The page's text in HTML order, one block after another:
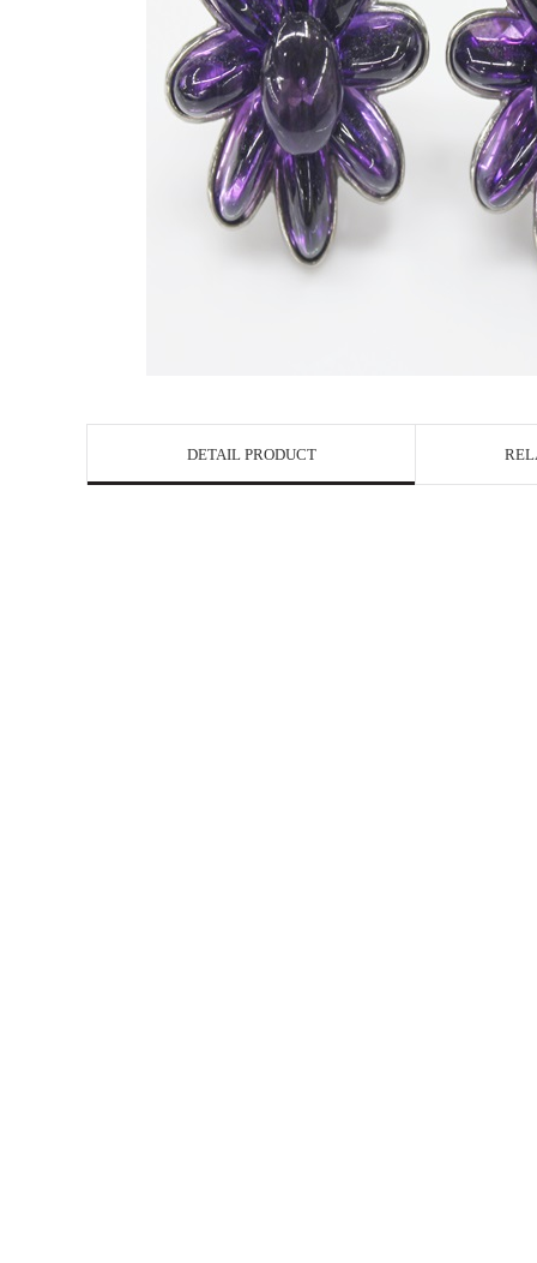
DETAIL PRODUCT